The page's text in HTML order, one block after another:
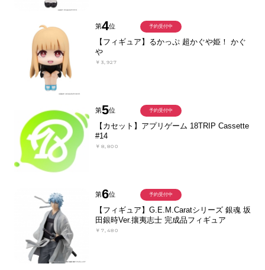
第4位
【フィギュア】るかっぷ 超かぐや姫！ かぐ
や
￥3,927
予約受付中
第5位
【カセット】アプリゲーム 18TRIP Cassette
#14
￥8,800
予約受付中
第6位
【フィギュア】G.E.M.Caratシリーズ 銀魂 坂
田銀時Ver.攘夷志士 完成品フィギュア
￥7,480
予約受付中